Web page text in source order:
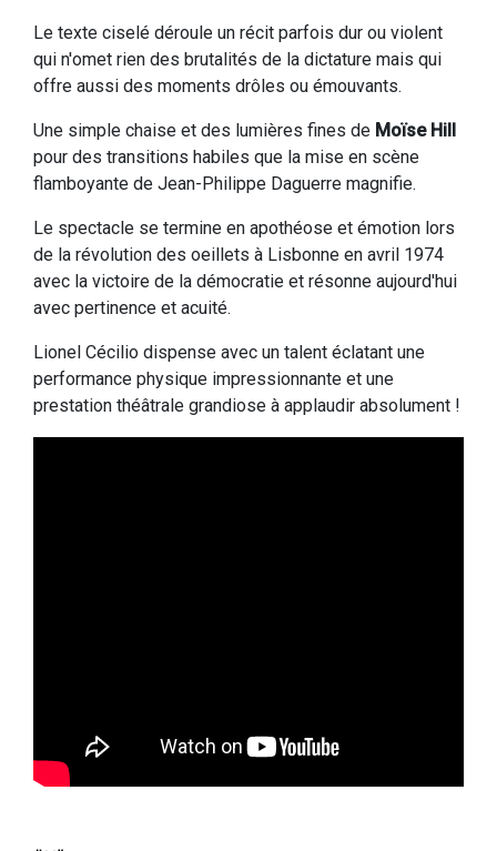
Le texte ciselé déroule un récit parfois dur ou violent
qui n'omet rien des brutalités de la dictature mais qui
offre aussi des moments drôles ou émouvants.
Une simple chaise et des lumières fines de Moïse Hill
pour des transitions habiles que la mise en scène
flamboyante de Jean-Philippe Daguerre magnifie.
Le spectacle se termine en apothéose et émotion lors
de la révolution des oeillets à Lisbonne en avril 1974
avec la victoire de la démocratie et résonne aujourd'hui
avec pertinence et acuité.
Lionel Cécilio dispense avec un talent éclatant une
performance physique impressionnante et une
prestation théâtrale grandiose à applaudir absolument !